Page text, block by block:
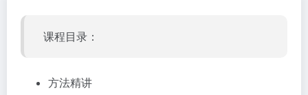
课程目录：
方法精讲